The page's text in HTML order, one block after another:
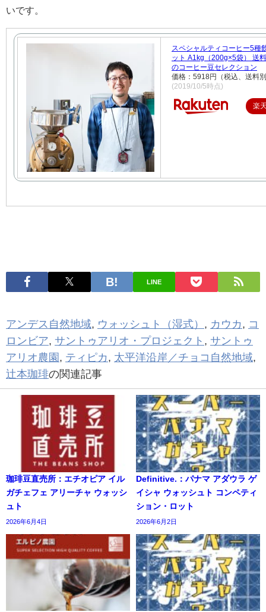
いです。
スペシャルティコーヒー5種
ット A1kg（200g×5袋） 送
のコーヒー豆セレクション
価格：5918円（税込、送料
(2019/10/5時点)
楽
LINE
アンデス自然地域, ウォッシュト（湿式） , カウカ, コ
ロンビア, サントゥアリオ・プロジェクト , サントゥ
アリオ農園 , ティピカ, 太平洋沿岸／チョコ自然地域,
辻本珈琲の関連記事
珈琲豆直売所：エチオピア イル
ガチェフェ アリーチャ ウォッシ
ュト
2026年6月4日
Definitive.：パナマ アダウラ ゲ
イシャ ウォッシュト コンペティ
ション・ロット
2026年6月2日